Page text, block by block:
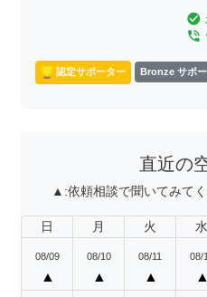
check_circle
phone_in_talk
認定サポーター Bronze サポ
直近の
▲:依頼相談で聞いてみて
日 月 火 水
08/09
▲
08/10
▲
08/11
▲
08/
▲